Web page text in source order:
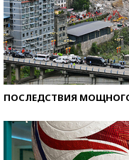
ПОСЛЕДСТВИЯ